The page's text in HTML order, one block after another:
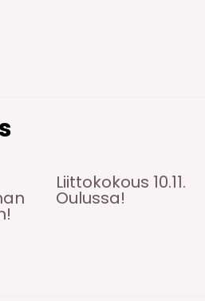
Liittokokous 10.11.
Oulussa!